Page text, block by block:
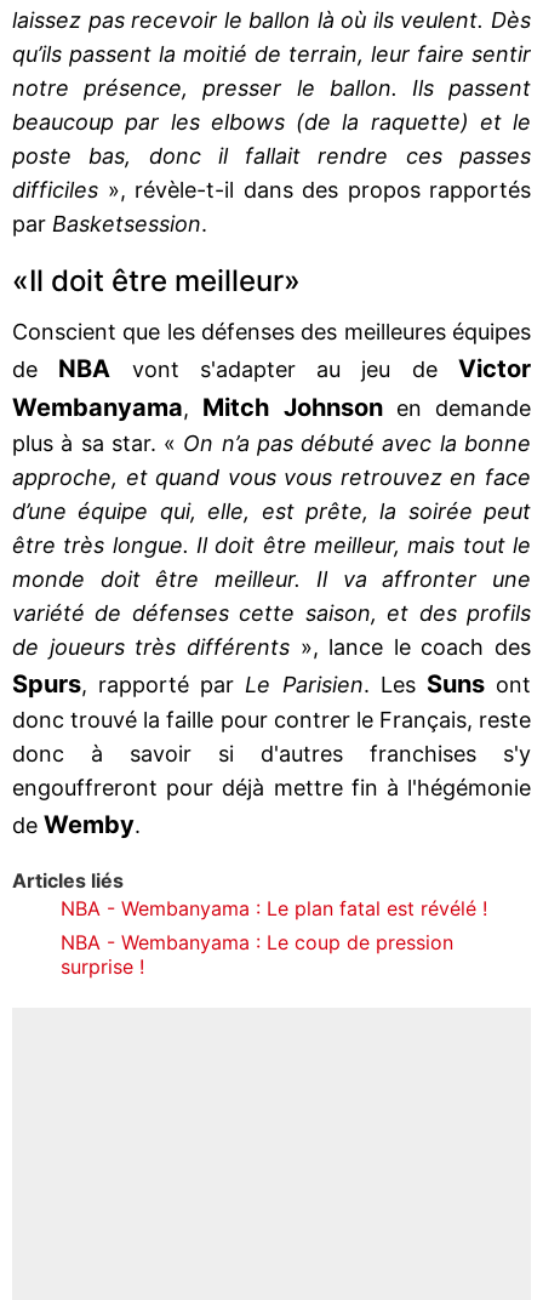
laissez pas recevoir le ballon là où ils veulent. Dès
qu’ils passent la moitié de terrain, leur faire sentir
notre présence, presser le ballon. Ils passent
beaucoup par les elbows (de la raquette) et le
poste bas, donc il fallait rendre ces passes
difficiles », révèle-t-il dans des propos rapportés
par Basketsession.
«Il doit être meilleur»
Conscient que les défenses des meilleures équipes
de NBA vont s'adapter au jeu deVictor
Wembanyama, Mitch Johnsonen demande
plus à sa star. « On n’a pas débuté avec la bonne
approche, et quand vous vous retrouvez en face
d’une équipe qui, elle, est prête, la soirée peut
être très longue. Il doit être meilleur, mais tout le
monde doit être meilleur. Il va affronter une
variété de défenses cette saison, et des profils
de joueurs très différents», lance le coach des
Spurs, rapporté par Le Parisien. Les Suns ont
donc trouvé la faille pour contrer le Français, reste
donc à savoir si d'autres franchises s'y
engouffreront pour déjà mettre fin à l'hégémonie
de Wemby.
Articles liés
NBA - Wembanyama : Le plan fatal est révélé !
NBA - Wembanyama : Le coup de pression
surprise !